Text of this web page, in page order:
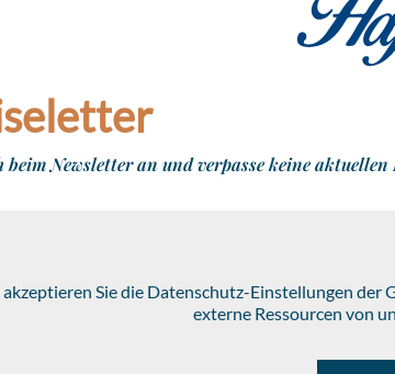
beim Newsletter an und verpasse keine
Sie die Datenschutz-Einstellungen der
externe Ressourcen von